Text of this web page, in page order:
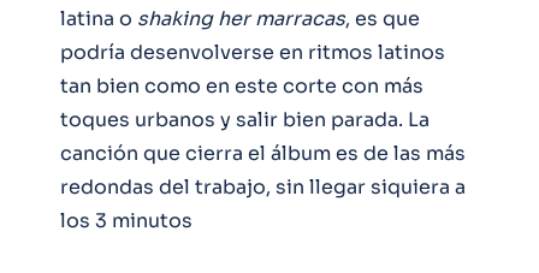
latina o shaking her marracas, es que
podría desenvolverse en ritmos latinos
tan bien como en este corte con más
toques urbanos y salir bien parada. La
canción que cierra el álbum es de las más
redondas del trabajo, sin llegar siquiera a
los 3 minutos